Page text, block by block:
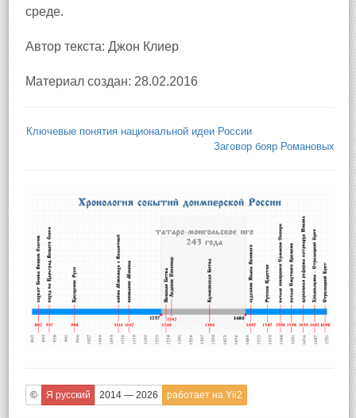
среде.
Автор текста: Джон Клиер
Материал создан: 28.02.2016
Ключевые понятия национальной идеи России
Заговор бояр Романовых
© Я русский 2014 — 2026 работает на Yii2